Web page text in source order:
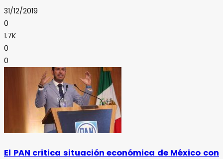
31/12/2019
0
1.7K
0
0
El PAN critica situación económica de México con